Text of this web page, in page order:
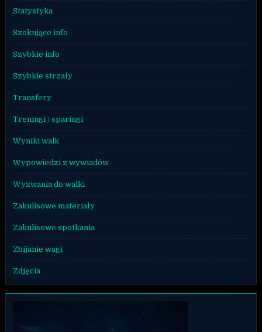
Statystyka
Szokujące info
Szybkie info
Szybkie strzały
Transfery
Treningi / sparingi
Wyniki walk
Wypowiedzi z wywiadów
Wyzwania do walki
Zakulisowe materiały
Zakulisowe spotkania
Zbijanie wagi
Zdjęcia